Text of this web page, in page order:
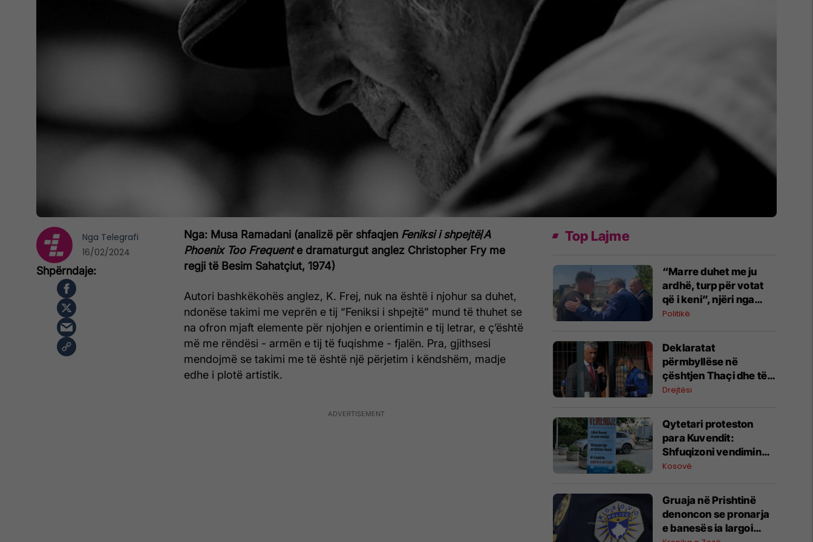
Nga: Musa Ramadani (analizë për shfaqjen Feniksi i shpejtë/A
Phoenix Too Frequente dramaturgut anglez Christopher Fry me
regji të Besim Sahatçiut, 1974)
Autori bashkëkohës anglez, K. Frej, nuk na është i njohur sa duhet,
ndonëse takimi me veprën e tij “Feniksi i shpejtë” mund të thuhet se
na ofron mjaft elemente për njohjen e orientimin e tij letrar, e ç’është
më me rëndësi - armën e tij të fuqishme - fjalën. Pra, gjithsesi
mendojmë se takimi me të është një përjetim i këndshëm, madje
edhe i plotë artistik.
Nga Telegrafi
16/02/2024
Top Lajme
“Marre duhet me ju
ardhë, turp për votat
që i keni”, njëri nga
protestuesit i drejtohet
Politikë
Deklaratat
përmbyllëse në
çështjen Thaçi dhe të
tjerët nga 10 deri më 14
Drejtësi
​Qytetari proteston
para Kuvendit:
Shfuqizoni vendimin
për serbizimin e
gazin amerikan
Kosovë
Gruaja në Prishtinë
denoncon se pronarja
e banesës ia largoi